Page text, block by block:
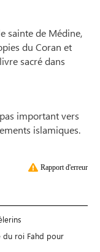
sainte de Médine,
du Coran et
sacré dans
important vers
islamiques.
Rapport d'erreur
du roi Fahd pour